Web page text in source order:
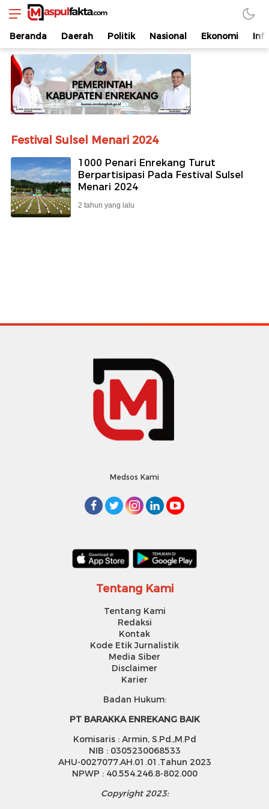
maspulfakta.com
Lokal Mendunia
Beranda Daerah Politik Nasional Ekonomi
Festival Sulsel Menari 2024
1000 Penari Enrekang Turut
Berpartisipasi Pada Festival Sulsel
Menari 2024
2 tahun yang lalu
Medsos Kami
Tentang Kami
Tentang Kami
Redaksi
Kontak
Kode Etik Jurnalistik
Media Siber
Disclaimer
Karier
Badan Hukum:
PT BARAKKA ENREKANG BAIK
Komisaris : Armin, S.Pd.,M.Pd
NIB : 0305230068533
AHU-0027077.AH.01.01.Tahun 2023
NPWP : 40.554.246.8-802.000
Copyright 2023: